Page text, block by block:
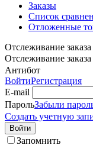
Заказы
Список
Отложенные
Отслеживание заказа
Отслеживание заказа
Антибот
ВойтиРегистрация
E-mail
ПарольЗабыли
Создать учетную
Войти
Запомнить